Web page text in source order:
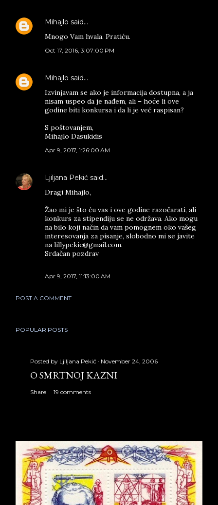
Mihajlo said…
Mnogo Vam hvala. Pratiću.
Oct 17, 2016, 3:07:00 PM
Mihajlo said…
Izvinjavam se ako je informacija dostupna, a ja
nisam uspeo da je nađem, ali – hoće li ove
godine biti konkursa i da li je već raspisan?
S poštovanjem,
Mihajlo Dasukidis
Apr 9, 2017, 1:26:00 AM
Ljiljana Pekić said…
Dragi Mihajlo,
Žao mi je što ću vas i ove godine razočarati, ali
konkurs za stipendiju se ne održava. Ako mogu
na bilo koji način da vam pomognem oko vašeg
interesovanja za pisanje, slobodno mi se javite
na lillypekic@gmail.com.
Srdačan pozdrav
Apr 9, 2017, 11:13:00 AM
POST A COMMENT
POPULAR POSTS
Posted by Ljiljana Pekić November 24, 2006
O SMRTNOJ KAZNI
Share 19 comments